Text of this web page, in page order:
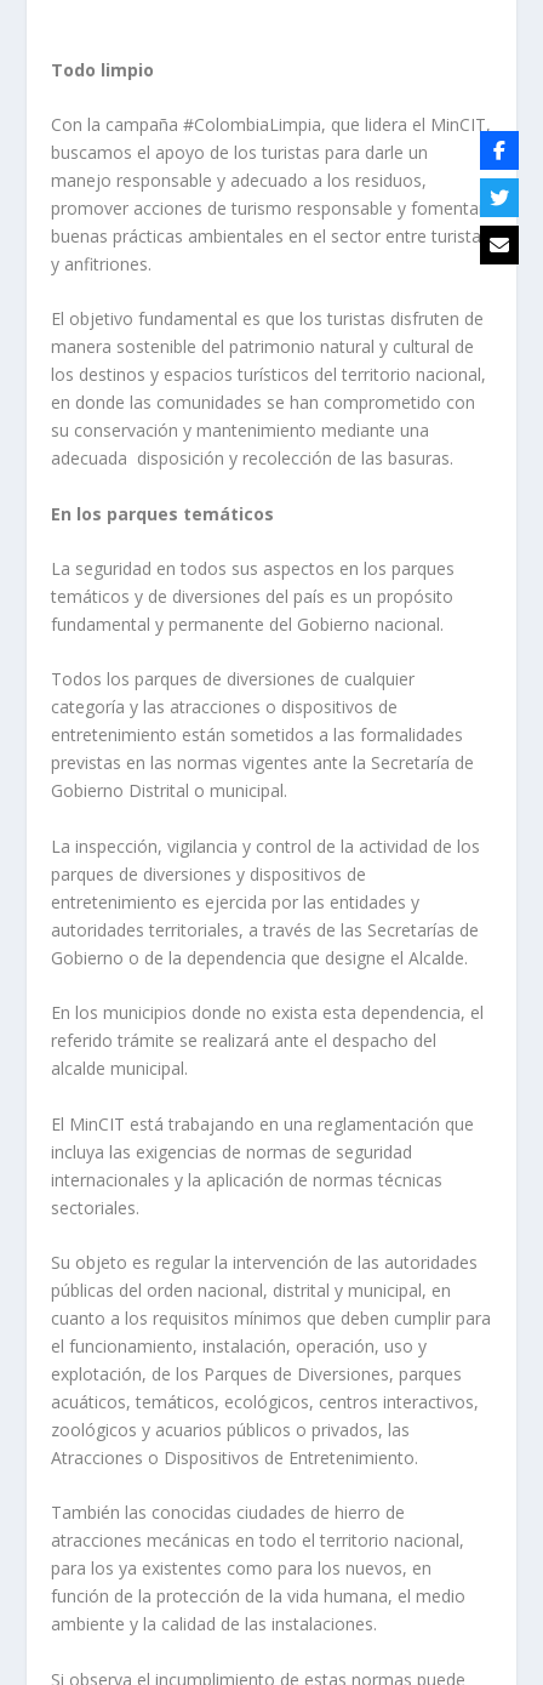
Todo limpio
Con la campaña #ColombiaLimpia, que lidera el MinCIT,
buscamos el apoyo de los turistas para darle un
manejo responsable y adecuado a los residuos,
promover acciones de turismo responsable y fomentar
buenas prácticas ambientales en el sector entre turistas
y anfitriones.
El objetivo fundamental es que los turistas disfruten de
manera sostenible del patrimonio natural y cultural de
los destinos y espacios turísticos del territorio nacional,
en donde las comunidades se han comprometido con
su conservación y mantenimiento mediante una
adecuada disposición y recolección de las basuras.
En los parques temáticos
La seguridad en todos sus aspectos en los parques
temáticos y de diversiones del país es un propósito
fundamental y permanente del Gobierno nacional.
Todos los parques de diversiones de cualquier
categoría y las atracciones o dispositivos de
entretenimiento están sometidos a las formalidades
previstas en las normas vigentes ante la Secretaría de
Gobierno Distrital o municipal.
La inspección, vigilancia y control de la actividad de los
parques de diversiones y dispositivos de
entretenimiento es ejercida por las entidades y
autoridades territoriales, a través de las Secretarías de
Gobierno o de la dependencia que designe el Alcalde.
En los municipios donde no exista esta dependencia, el
referido trámite se realizará ante el despacho del
alcalde municipal.
El MinCIT está trabajando en una reglamentación que
incluya las exigencias de normas de seguridad
internacionales y la aplicación de normas técnicas
sectoriales.
Su objeto es regular la intervención de las autoridades
públicas del orden nacional, distrital y municipal, en
cuanto a los requisitos mínimos que deben cumplir para
el funcionamiento, instalación, operación, uso y
explotación, de los Parques de Diversiones, parques
acuáticos, temáticos, ecológicos, centros interactivos,
zoológicos y acuarios públicos o privados, las
Atracciones o Dispositivos de Entretenimiento.
También las conocidas ciudades de hierro de
atracciones mecánicas en todo el territorio nacional,
para los ya existentes como para los nuevos, en
función de la protección de la vida humana, el medio
ambiente y la calidad de las instalaciones.
Si observa el incumplimiento de estas normas puede